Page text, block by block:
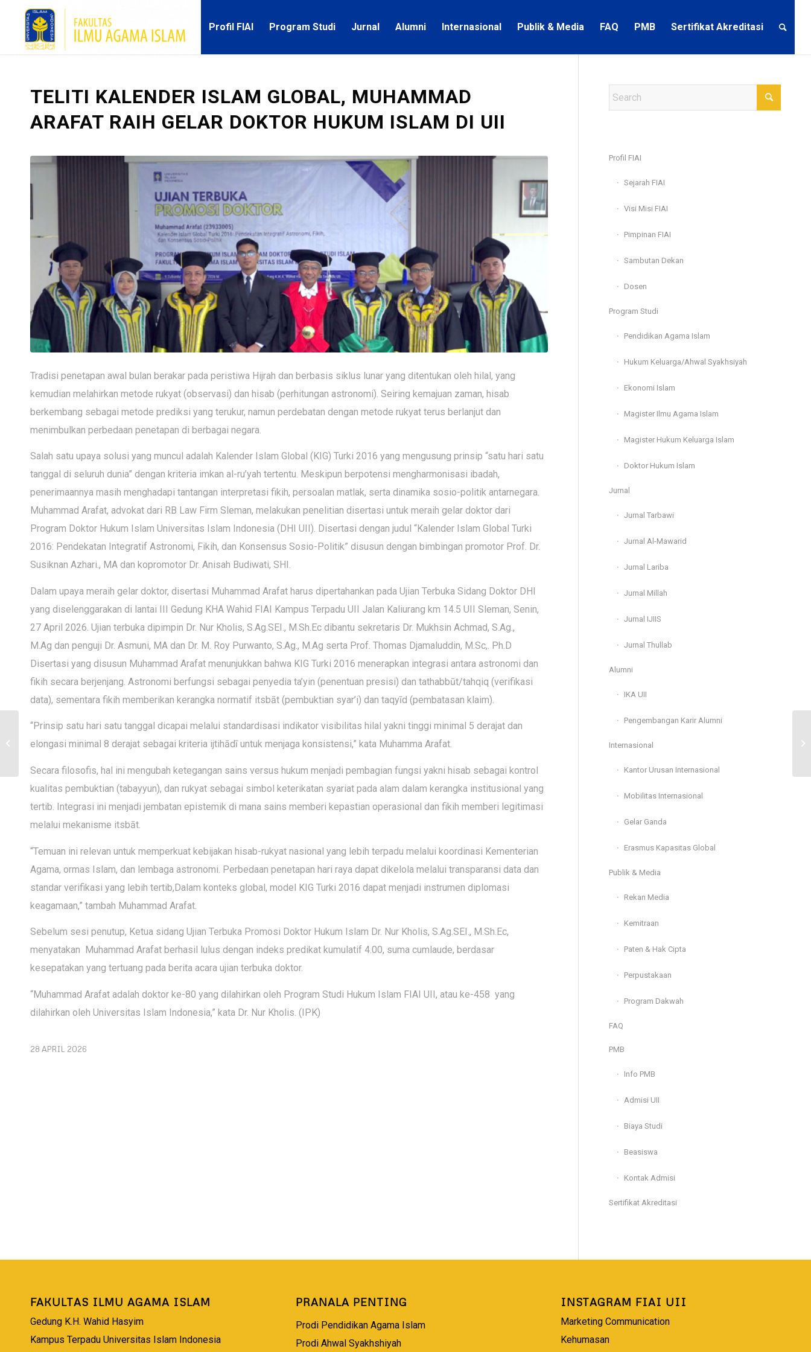
Profil FIAI Program Studi Jurnal Alumni Internasional Publik & Media FAQ PMB Sertifikat Akreditasi
TELITI KALENDER ISLAM GLOBAL, MUHAMMAD
ARAFAT RAIH GELAR DOKTOR HUKUM ISLAM DI UII
Tradisi penetapan awal bulan berakar pada peristiwa Hijrah dan berbasis siklus lunar yang ditentukan oleh hilal, yang
kemudian melahirkan metode rukyat (observasi) dan hisab (perhitungan astronomi). Seiring kemajuan zaman, hisab
berkembang sebagai metode prediksi yang terukur, namun perdebatan dengan metode rukyat terus berlanjut dan
menimbulkan perbedaan penetapan di berbagai negara.
Salah satu upaya solusi yang muncul adalah Kalender Islam Global (KIG) Turki 2016 yang mengusung prinsip “satu hari satu
tanggal di seluruh dunia” dengan kriteria imkan al-ru’yah tertentu. Meskipun berpotensi mengharmonisasi ibadah,
penerimaannya masih menghadapi tantangan interpretasi fikih, persoalan matlak, serta dinamika sosio-politik antarnegara.
Muhammad Arafat, advokat dari RB Law Firm Sleman, melakukan penelitian disertasi untuk meraih gelar doktor dari
Program Doktor Hukum Islam Universitas Islam Indonesia (DHI UII). Disertasi dengan judul “Kalender Islam Global Turki
2016: Pendekatan Integratif Astronomi, Fikih, dan Konsensus Sosio-Politik” disusun dengan bimbingan promotor Prof. Dr.
Susiknan Azhari., MA dan kopromotor Dr. Anisah Budiwati, SHI.
Dalam upaya meraih gelar doktor, disertasi Muhammad Arafat harus dipertahankan pada Ujian Terbuka Sidang Doktor DHI
yang diselenggarakan di lantai III Gedung KHA Wahid FIAI Kampus Terpadu UII Jalan Kaliurang km 14.5 UII Sleman, Senin,
27 April 2026. Ujian terbuka dipimpin Dr. Nur Kholis, S.Ag.SEI., M.Sh.Ec dibantu sekretaris Dr. Mukhsin Achmad, S.Ag.,
M.Ag dan penguji Dr. Asmuni, MA dan Dr. M. Roy Purwanto, S.Ag., M.Ag serta Prof. Thomas Djamaluddin, M.Sc,. Ph.D
Disertasi yang disusun Muhammad Arafat menunjukkan bahwa KIG Turki 2016 menerapkan integrasi antara astronomi dan
fikih secara berjenjang. Astronomi berfungsi sebagai penyedia ta’yin (penentuan presisi) dan tathabbūt/tahqiq (verifikasi
data), sementara fikih memberikan kerangka normatif itsbāt (pembuktian syar’i) dan taqyīd (pembatasan klaim).
“Prinsip satu hari satu tanggal dicapai melalui standardisasi indikator visibilitas hilal yakni tinggi minimal 5 derajat dan
elongasi minimal 8 derajat sebagai kriteria ijtihādī untuk menjaga konsistensi,” kata Muhamma Arafat.
Secara filosofis, hal ini mengubah ketegangan sains versus hukum menjadi pembagian fungsi yakni hisab sebagai kontrol
kualitas pembuktian (tabayyun), dan rukyat sebagai simbol keterikatan syariat pada alam dalam kerangka institusional yang
tertib. Integrasi ini menjadi jembatan epistemik di mana sains memberi kepastian operasional dan fikih memberi legitimasi
melalui mekanisme itsbāt.
“Temuan ini relevan untuk memperkuat kebijakan hisab-rukyat nasional yang lebih terpadu melalui koordinasi Kementerian
Agama, ormas Islam, dan lembaga astronomi. Perbedaan penetapan hari raya dapat dikelola melalui transparansi data dan
standar verifikasi yang lebih tertib,Dalam konteks global, model KIG Turki 2016 dapat menjadi instrumen diplomasi
keagamaan,” tambah Muhammad Arafat.
Sebelum sesi penutup, Ketua sidang Ujian Terbuka Promosi Doktor Hukum Islam Dr. Nur Kholis, S.Ag.SEI., M.Sh.Ec,
menyatakan Muhammad Arafat berhasil lulus dengan indeks predikat kumulatif 4.00, suma cumlaude, berdasar
kesepatakan yang tertuang pada berita acara ujian terbuka doktor.
“Muhammad Arafat adalah doktor ke-80 yang dilahirkan oleh Program Studi Hukum Islam FIAI UII, atau ke-458 yang
dilahirkan oleh Universitas Islam Indonesia,” kata Dr. Nur Kholis. (IPK)
28 APRIL 2026
Profil FIAI
Sejarah FIAI
Visi Misi FIAI
Pimpinan FIAI
Sambutan Dekan
Dosen
Program Studi
Pendidikan Agama Islam
Hukum Keluarga/Ahwal Syakhsiyah
Ekonomi Islam
Magister Ilmu Agama Islam
Magister Hukum Keluarga Islam
Doktor Hukum Islam
Jurnal
Jurnal Tarbawi
Jurnal Al-Mawarid
Jurnal Lariba
Jurnal Millah
Jurnal IJIIS
Jurnal Thullab
Alumni
IKA UII
Pengembangan Karir Alumni
Internasional
Kantor Urusan Internasional
Mobilitas Internasional
Gelar Ganda
Erasmus Kapasitas Global
Publik & Media
Rekan Media
Kemitraan
Paten & Hak Cipta
Perpustakaan
Program Dakwah
FAQ
PMB
Info PMB
Admisi UII
Biaya Studi
Beasiswa
Kontak Admisi
Sertifikat Akreditasi
FAKULTAS ILMU AGAMA ISLAM
Gedung K.H. Wahid Hasyim
Kampus Terpadu Universitas Islam Indonesia
PRANALA PENTING
Prodi Pendidikan Agama Islam
Prodi Ahwal Syakhshiyah
INSTAGRAM FIAI UII
Marketing Communication
Kehumasan
Menanam Kebaikan,
Merawat Masa Depan:
Jejak Lestari 83 Tahun
UII dalam Harmoni...